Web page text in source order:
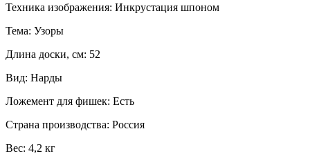
Техника изображения: Инкрустация шпоном
Тема: Узоры
Длина доски, см: 52
Вид: Нарды
Ложемент для фишек: Есть
Страна производства: Россия
Вес: 4,2 кг